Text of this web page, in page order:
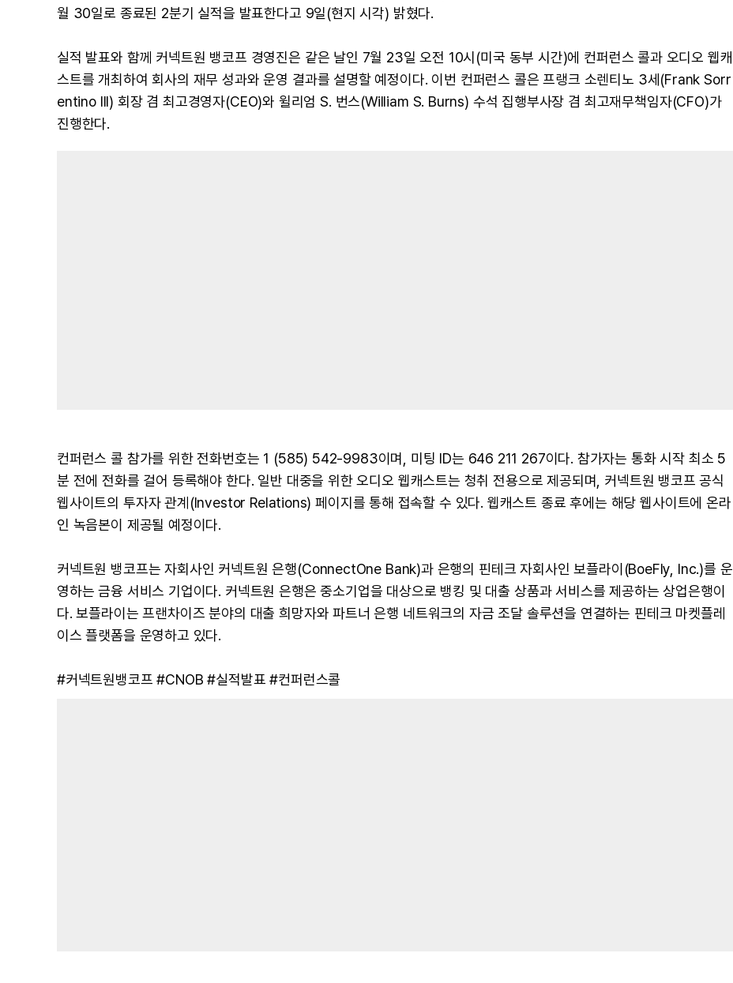
월 30일로 종료된 2분기 실적을 발표한다고 9일(현지 시각) 밝혔다.
실적 발표와 함께 커넥트원 뱅코프 경영진은 같은 날인 7월 23일 오전 10시(미국 동부 시간)에 컨퍼런스 콜과 오디오 웹캐
스트를 개최하여 회사의 재무 성과와 운영 결과를 설명할 예정이다. 이번 컨퍼런스 콜은 프랭크 소렌티노 3세(Frank Sorr
entino III) 회장 겸 최고경영자(CEO)와 윌리엄 S. 번스(William S. Burns) 수석 집행부사장 겸 최고재무책임자(CFO)가
진행한다.
컨퍼런스 콜 참가를 위한 전화번호는 1 (585) 542-9983이며, 미팅 ID는 646 211 267이다. 참가자는 통화 시작 최소 5
분 전에 전화를 걸어 등록해야 한다. 일반 대중을 위한 오디오 웹캐스트는 청취 전용으로 제공되며, 커넥트원 뱅코프 공식
웹사이트의 투자자 관계(Investor Relations) 페이지를 통해 접속할 수 있다. 웹캐스트 종료 후에는 해당 웹사이트에 온라
인 녹음본이 제공될 예정이다.
커넥트원 뱅코프는 자회사인 커넥트원 은행(ConnectOne Bank)과 은행의 핀테크 자회사인 보플라이(BoeFly, Inc.)를 운
영하는 금융 서비스 기업이다. 커넥트원 은행은 중소기업을 대상으로 뱅킹 및 대출 상품과 서비스를 제공하는 상업은행이
다. 보플라이는 프랜차이즈 분야의 대출 희망자와 파트너 은행 네트워크의 자금 조달 솔루션을 연결하는 핀테크 마켓플레
이스 플랫폼을 운영하고 있다.
#커넥트원뱅코프 #CNOB #실적발표 #컨퍼런스콜